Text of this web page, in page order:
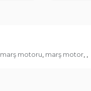
marş motoru marş motor,